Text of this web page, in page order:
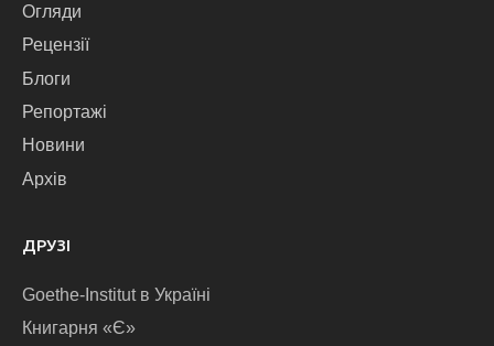
Огляди
Рецензії
Блоги
Репортажі
Новини
Архів
ДРУЗІ
Goethe-Institut в Україні
Книгарня «Є»